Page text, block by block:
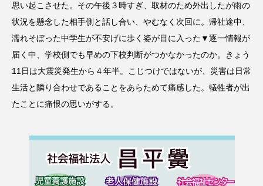
思い起こさせた。その午後３時すぎ、取材のため外出したが雨の
状況を懸念した相手側と話し合い、やむなく次回に。帰社途中、
濡れそぼった中学生が不安げに歩く姿が目に入った▼逐一情報が
届く中、学校側でも早めの下校判断がつかなかったのか。きょう
11日は大震災発生から４年半。こじつけではないが、災害は日常
生活と隣り合わせであることをあらためて痛感した。犠牲者が出
たことに痛恨の思いがする。